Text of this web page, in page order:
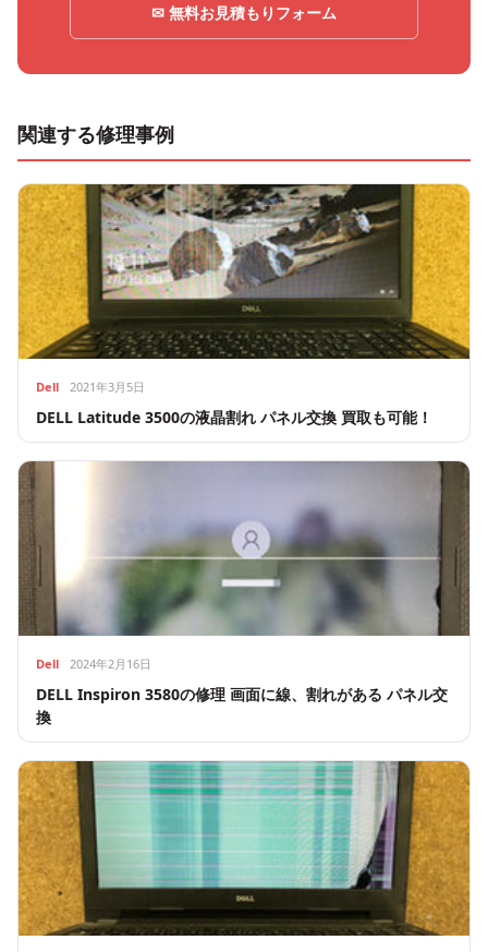
✉ 無料お見積もりフォーム
関連する修理事例
Dell 2021年3月5日
DELL Latitude 3500の液晶割れ パネル交換 買取も可能！
Dell 2024年2月16日
DELL Inspiron 3580の修理 画面に線、割れがある パネル交
換